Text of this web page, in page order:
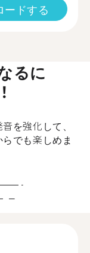
ードする
るに
を強化して、
でも楽しめま